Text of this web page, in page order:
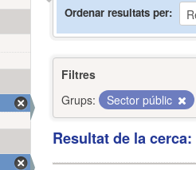
Ordenar resultats per
Filtres
Grups:
Sector públic
Resultat de la